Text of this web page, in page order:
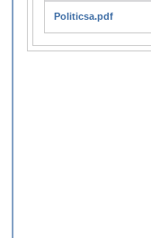
Politicsa.pdf